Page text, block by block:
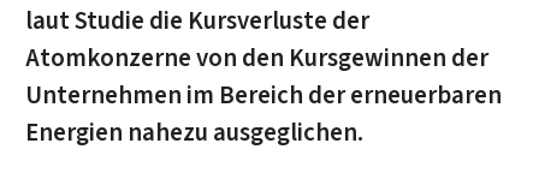
laut Studie die Kursverluste der
Atomkonzerne von den Kursgewinnen der
Unternehmen im Bereich der erneuerbaren
Energien nahezu ausgeglichen.